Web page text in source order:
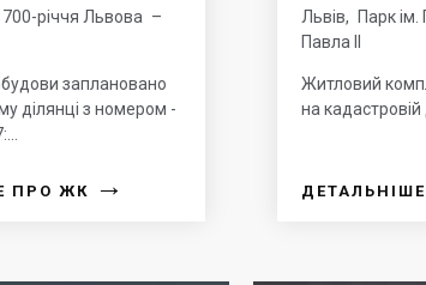
700-річчя Львова –
заплановано
ділянці з номером -
ПРО ЖК →
Львів,
Парк
Павла ІІ
Житловий
на кадастровій